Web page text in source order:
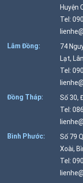
Huyện
Tel:
Lâm Đồng:
74
Lạt,
Tel:
Đồng Tháp:
Số 30,
Tel:
Bình Phước:
Số 79
Xoài,
Tel: